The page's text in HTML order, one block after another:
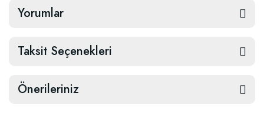
Yorumlar
Taksit Seçenekleri
Önerileriniz